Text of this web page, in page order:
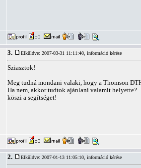
3. Elküldve: 2007-03-31 11:11:40, információ kérése
Sziasztok!
Meg tudná mondani valaki, hogy a Thomson
Ha nem, akkor tudtok ajánlani valamit helyette?
köszi a segítséget!
2. Elküldve: 2007-01-13 11:05:10, információ kérése